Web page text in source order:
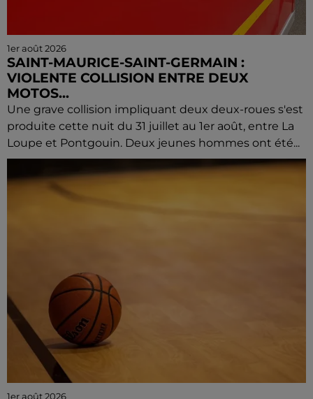
1er août 2026
SAINT-MAURICE-SAINT-GERMAIN :
VIOLENTE COLLISION ENTRE DEUX
MOTOS...
Une grave collision impliquant deux deux-roues s'est
produite cette nuit du 31 juillet au 1er août, entre La
Loupe et Pontgouin. Deux jeunes hommes ont été...
1er août 2026